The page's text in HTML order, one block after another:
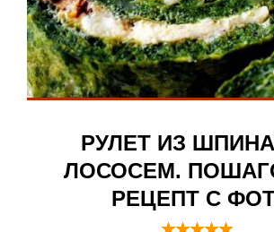
РУЛЕТ ИЗ
ЛОСОСЕМ.
РЕЦЕПТ С